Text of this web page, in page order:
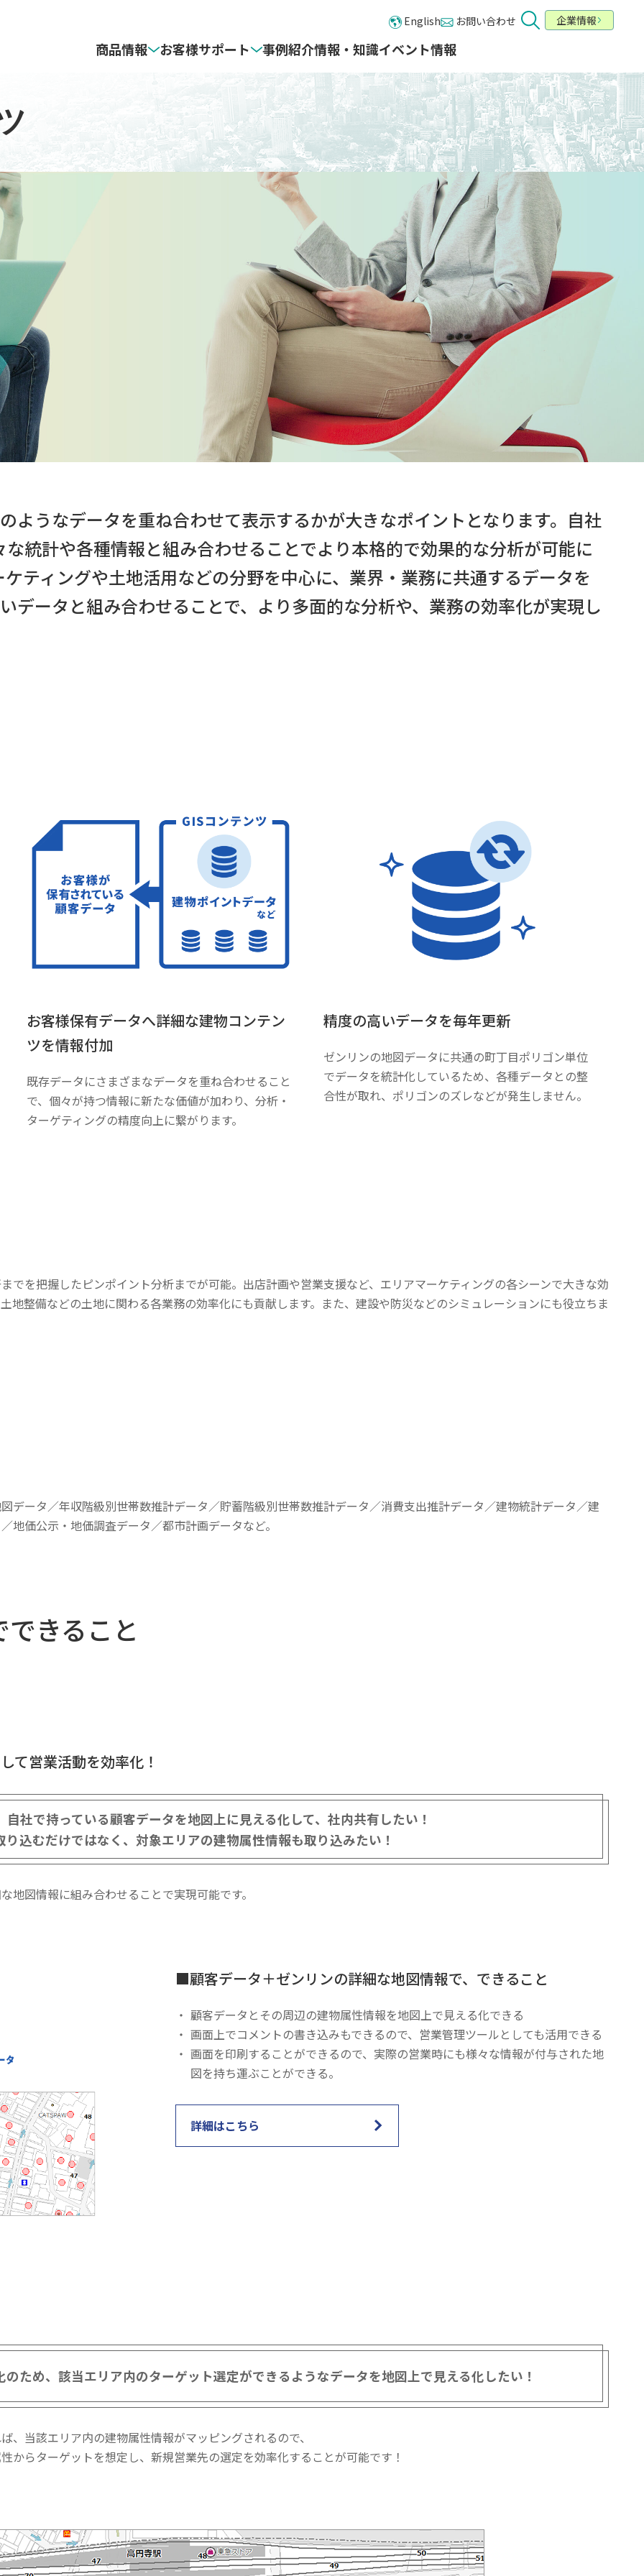
English お問い合わせ 企業情報
商品情報
図
ケージ
ッケージ セールスサポート
3D地図データ
ZENRIN Maps API
カーナビソフト
ZENRIN モビリティソリューション
らくらく販促マップ セレクションサービス
業種・業態から探す
カテゴリーから探す
カタログ一覧
お客様サポート
ト対応OS
ウンロード
住宅地図の発行地区と価格表
サポート対象商品・
サポート終了予定日一覧
お問い合わせ
メールでの お問い合わせ
事例紹介情報・知識​イベント情報
ようなデータを重ね合わせて表示するかが大きなポイントとなります。自社
統計や各種情報と組み合わせることでより本格的で効果的な分析が可能に
ティングや土地活用などの分野を中心に、業界・業務に共通するデータを
データと組み合わせることで、より多面的な分析や、業務の効率化が実現し
お客様保有データへ詳細な建物コンテン
ツを情報付加
既存データにさまざまなデータを重ね合わせること
で、個々が持つ情報に新たな価値が加わり、分析・
ターゲティングの精度向上に繋がります。
精度の高いデータを毎年更新
ゼンリンの地図データに共通の町丁目ポリゴン単位
でデータを統計化しているため、各種データとの整
合性が取れ、ポリゴンのズレなどが発生しません。
でを把握したピンポイント分析までが可能。出店計画や営業支援など、エリアマーケティングの各シーンで大きな効
地整備などの土地に関わる各業務の効率化にも貢献します。また、建設や防災などのシミュレーションにも役立ちま
データ／年収階級別世帯数推計データ／貯蓄階級別世帯数推計データ／消費支出推計データ／建物統計データ／建
価公示・地価調査データ／都市計画データなど。
きること
て営業活動を効率化！
社で持っている顧客データを地図上に見える化して、社内共有したい！
込むだけではなく、対象エリアの建物属性情報も取り込みたい！
図情報に組み合わせることで実現可能です。
■顧客データ＋ゼンリンの詳細な地図情報で、できること
・ 顧客データとその周辺の建物属性情報を地図上で見える化できる
・ 画面上でコメントの書き込みもできるので、営業管理ツールとしても活用できる
・ 画面を印刷することができるので、実際の営業時にも様々な情報が付与された地
図を持ち運ぶことができる。
詳細はこちら
ため、該当エリア内のターゲット選定ができるようなデータを地図上で見える化したい！
当該エリア内の建物属性情報がマッピングされるので、
からターゲットを想定し、新規営業先の選定を効率化することが可能です！